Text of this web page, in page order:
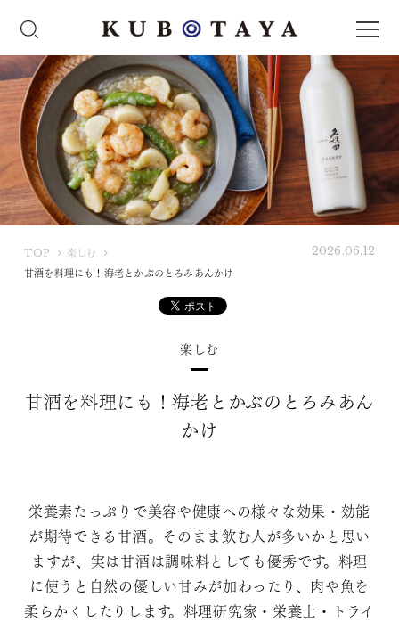
TOP
U
楽しむ
甘酒を料理にも！海老とかぶのとろみあんかけ
2026.06.12
楽しむ
甘酒を料理にも！海老とかぶのとろみあん
かけ
栄養素たっぷりで美容や健康への様々な効果・効能
が期待できる甘酒。そのまま飲む人が多いかと思い
ますが、実は甘酒は調味料としても優秀です。料理
に使うと自然の優しい甘みが加わったり、肉や魚を
柔らかくしたりします。料理研究家・栄養士・トライ